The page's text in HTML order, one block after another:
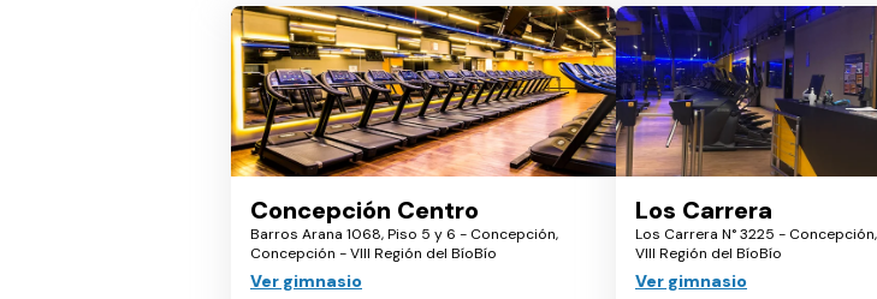
Concepción Centro
Barros Arana 1068, Piso 5 y 6 - Concepción,
Concepción - VIII Región del BíoBío
Ver gimnasio
Los Carrera
Los Carrera N° 3225 -
VIII Región del BíoBío
Ver gimnasio